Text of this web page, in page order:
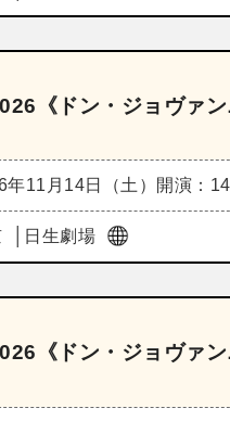
《ドン・ジョヴァン
年11月14日（土） 開演：
日生劇場
《ドン・ジョヴァン